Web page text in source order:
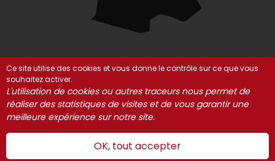
© Risoul 2021-2025 Mentions Légales
Partenaires
Gestion des cookies
Ce site utilise des cookies et vous donne le contrôle sur ce que vous
souhaitez activer.
L'utilisation de cookies ou autres traceurs nous permet de
réaliser des statistiques de visites et de vous garantir une
meilleure expérience sur notre site.
OK, tout accepter